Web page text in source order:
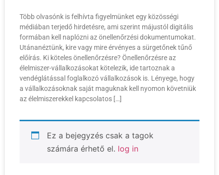
Több olvasónk is felhívta figyelmünket egy közösségi
médiában terjedő hirdetésre, ami szerint májustól digitális
formában kell naplózni az önellenőrzési dokumentumokat.
Utánanéztünk, kire vagy mire érvényes a sürgetőnek tűnő
előírás. Ki köteles önellenőrzésre? Önellenőrzésre az
élelmiszer-vállalkozásokat kötelezik, ide tartoznak a
vendéglátással foglalkozó vállalkozások is. Lényege, hogy
a vállalkozásoknak saját maguknak kell nyomon követniük
az élelmiszerekkel kapcsolatos […]
Ez a bejegyzés csak a tagok
számára érhető el. log in